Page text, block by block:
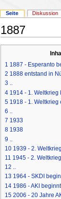
1887
1 1887 - Esperanto
2 1888 entstand in
3 ..
4 1914 - 1. Weltkrieg
5 1918 - 1. Weltkrieg
6 ..
7 1933
8 1938
9
10 1939 - 2.
11 1945 - 2.
12 ..
13 1964 - SKDI
14 1986 - AKI beginnt
15 2006 - 20 Jahre
Seite Diskussion